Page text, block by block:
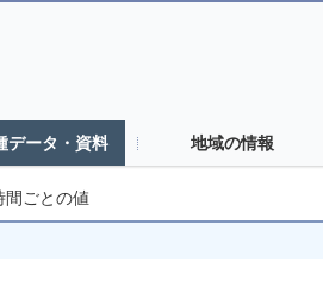
データ・資料 地域の情報
間ごとの値